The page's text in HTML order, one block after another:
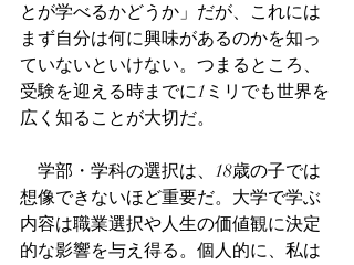
とが学べるかどうか」だが、これには
まず自分は何に興味があるのかを知っ
ていないといけない。つまるところ、
受験を迎える時までに1ミリでも世界を
広く知ることが大切だ。
学部・学科の選択は、18歳の子では
想像できないほど重要だ。大学で学ぶ
内容は職業選択や人生の価値観に決定
的な影響を与え得る。個人的に、私は